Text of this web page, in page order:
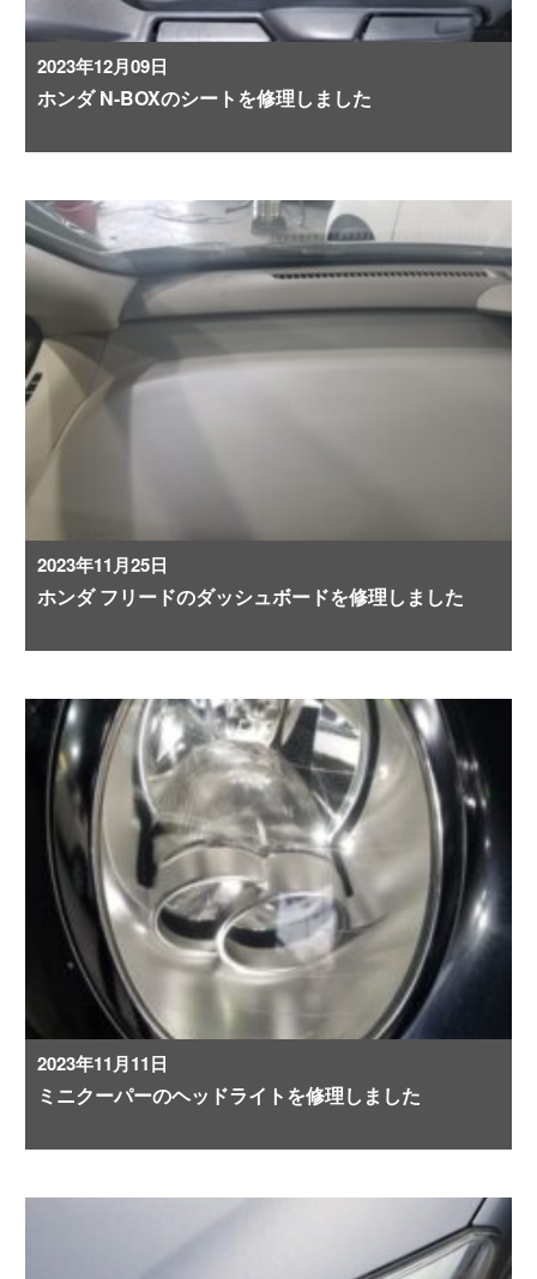
2023年12月09日
ホンダ N-BOXのシートを修理しました
2023年11月25日
ホンダ フリードのダッシュボードを修理しました
2023年11月11日
ミニクーパーのヘッドライトを修理しました